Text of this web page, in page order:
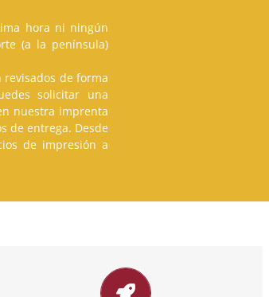
hora ni ningún
(a la península)
de forma
solicitar una
nuestra imprenta
de entrega. Desde
de impresión a
Rapidez y Eficacia